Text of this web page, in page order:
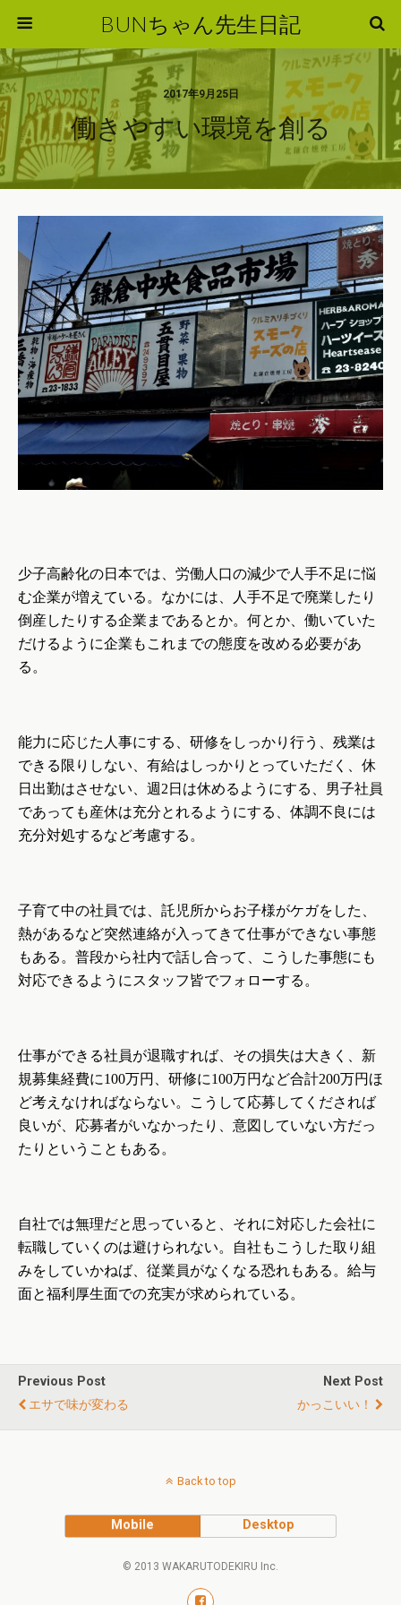
BUNちゃん先生日記
2017年9月25日
働きやすい環境を創る
少子高齢化の日本では、労働人口の減少で人手不足に悩
む企業が増えている。なかには、人手不足で廃業したり
倒産したりする企業まであるとか。何とか、働いていた
だけるように企業もこれまでの態度を改める必要があ
る。
能力に応じた人事にする、研修をしっかり行う、残業は
できる限りしない、有給はしっかりとっていただく、休
日出勤はさせない、週 2 日は休めるようにする、男子社員
であっても産休は充分とれるようにする、体調不良には
充分対処するなど考慮する。
子育て中の社員では、託児所からお子様がケガをした、
熱があるなど突然連絡が入ってきて仕事ができない事態
もある。普段から社内で話し合って、こうした事態にも
対応できるようにスタッフ皆でフォローする。
仕事ができる社員が退職すれば、その損失は大きく、新
規募集経費に100万円、研修に100万円など合計200万円ほ
ど考えなければならない。こうして応募してくだされば
良いが、応募者がいなかったり、意図していない方だっ
たりということもある。
自社では無理だと思っていると、それに対応した会社に
転職していくのは避けられない。自社もこうした取り組
みをしていかねば、従業員がなくなる恐れもある。給与
面と福利厚生面での充実が求められている。
Previous Post
エサで味が変わる
Next Post
かっこいい！
Back to top
Mobile Desktop
© 2013 WAKARUTODEKIRU Inc.